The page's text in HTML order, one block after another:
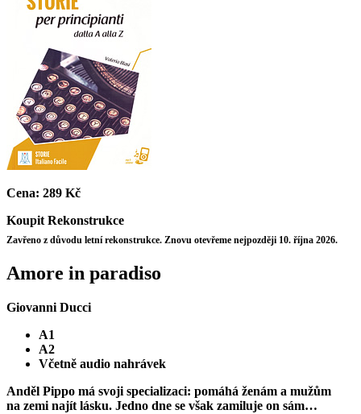
Cena: 289 Kč
Koupit Rekonstrukce
Zavřeno z důvodu letní rekonstrukce. Znovu otevřeme nejpozději 10. října 2026.
Amore in paradiso
Giovanni Ducci
A1
A2
Včetně audio nahrávek
Anděl Pippo má svoji specializaci: pomáhá ženám a mužům
na zemi najít lásku. Jedno dne se však zamiluje on sám…